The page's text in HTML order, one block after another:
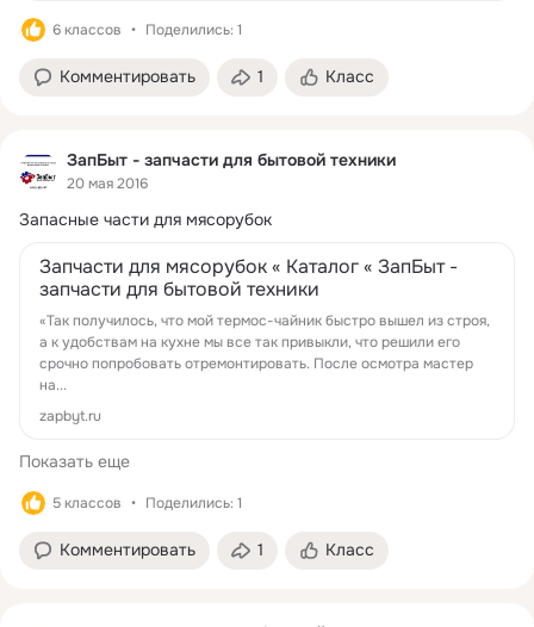
6 классов Поделились: 1
Комментировать 1 Класс
ЗапБыт - запчасти для бытовой техники
20 мая 2016
Запасные части для мясорубок
Запчасти для мясорубок « Каталог « ЗапБыт -
запчасти для бытовой техники
«Так получилось, что мой термос-чайник быстро вышел из строя,
а к удобствам на кухне мы все так привыкли, что решили его
срочно попробовать отремонтировать. После осмотра мастер
на...
zapbyt.ru
Показать еще
5 классов Поделились: 1
Комментировать 1 Класс